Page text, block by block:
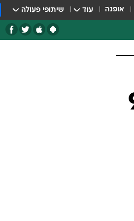
אופנה עוד שיתופי פעולה